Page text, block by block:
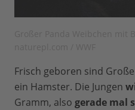
Frisch geboren sind
ein Hamster. Die Jungen
Gramm, also gerade mal